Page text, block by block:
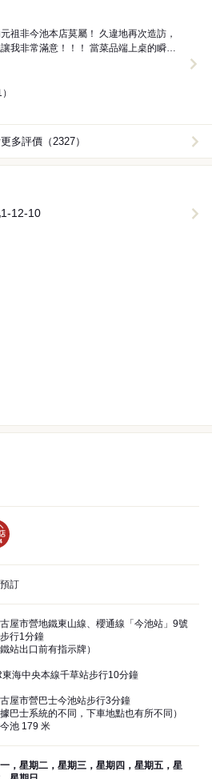
店莫屬！ 久違地再次造訪，
！！！ 當菜品端上桌的瞬
多評價（2327）
12-10
訂
屋市營地鐵東山線、櫻通線「今池站」9號
行1分鐘
鐵站出口前有指示牌）
東海中央本線千草站步行10分鐘
屋市營巴士今池站步行3分鐘
據巴士系統的不同，下車地點也有所不同）
池 179 米
，星期二，星期三，星期四，星期五，星